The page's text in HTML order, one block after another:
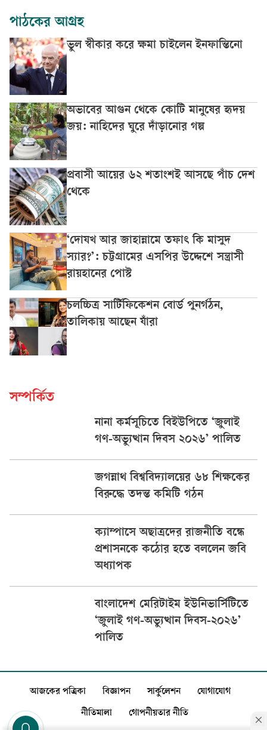
পাঠকের আগ্রহ
ভুল স্বীকার করে ক্ষমা চাইলেন ইনফান্তিনো
অভাবের আগুন থেকে কোটি মানুষের হৃদয়
জয়: নাহিদের ঘুরে দাঁড়ানোর গল্প
প্রবাসী আয়ের ৬২ শতাংশই আসছে পাঁচ দেশ
থেকে
‘দোযখ আর জাহান্নামে তফাৎ কি মাসুদ
স্যার?’: চট্টগ্রামের এসপির উদ্দেশে সন্ত্রাসী
রায়হানের পোস্ট
চলচ্চিত্র সার্টিফিকেশন বোর্ড পুনর্গঠন,
তালিকায় আছেন যাঁরা
সম্পর্কিত
নানা কর্মসূচিতে বিইউপিতে ‘জুলাই
গণ-অভ্যুত্থান দিবস ২০২৬’ পালিত
জগন্নাথ বিশ্ববিদ্যালয়ের ৬৮ শিক্ষকের
বিরুদ্ধে তদন্ত কমিটি গঠন
ক্যাম্পাসে অছাত্রদের রাজনীতি বন্ধে
প্রশাসনকে কঠোর হতে বললেন জবি
অধ্যাপক
বাংলাদেশ মেরিটাইম ইউনিভার্সিটিতে
‘জুলাই গণ-অভ্যুত্থান দিবস-২০২৬’
পালিত
আজকের পত্রিকা বিজ্ঞাপন সার্কুলেশন যোগাযোগ
নীতিমালা গোপনীয়তার নীতি